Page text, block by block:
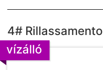
4# Rillassamento
vízálló